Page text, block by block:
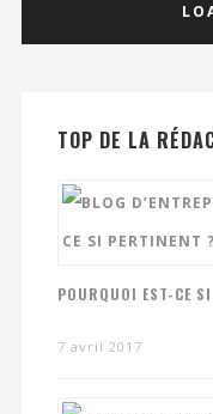
TOP DE LA
POURQUOI EST-CE
7 avril 2017